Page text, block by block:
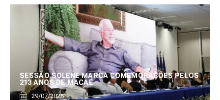
SESSÃO SOLENE MARCA COMEMORAÇÕES PELOS
213 ANOS DE MACAÉ
29/07/2026